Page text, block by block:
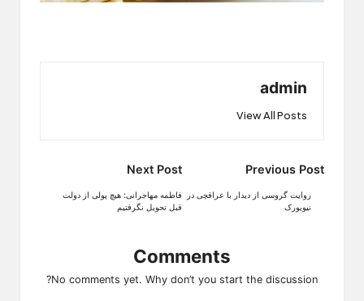
admin
View All Posts
Post
navigation
Previous Post
روایت گروسی از دیدار با عراقچى در
نیویورک
Next Post
فاطمه مهاجرانی: هیچ پولی از دولت
قبل تحویل نگرفتیم
Comments
No comments yet. Why don’t you start the discussion?